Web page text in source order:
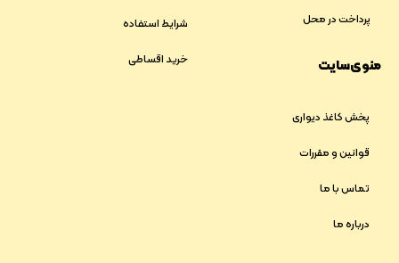
پرداخت در محل
شرایط استفاده
خرید اقساطی
منوی سایت
پخش کاغذ دیواری
قوانین و مقررات
تماس با ما
درباره ما